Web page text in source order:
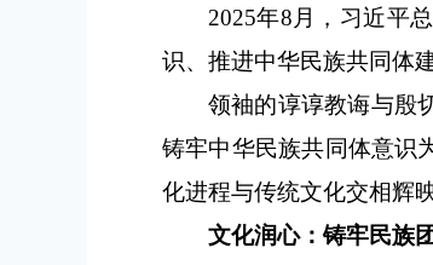
2025年8月，习近平
识、推进中华民族共同体建
领袖的谆谆教诲与殷
铸牢中华民族共同体意识
化进程与传统文化交相辉
文化润心：铸牢民族